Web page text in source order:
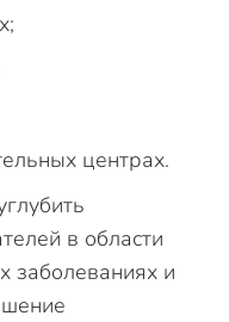
центрах.
в области
заболеваниях и